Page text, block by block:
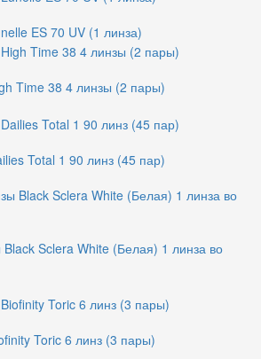
ES 70 UV (1 линза)
Time 38 4 линзы (2 пары)
Total 1 90 линз (45 пар)
Sclera White (Белая) 1 линза во
Toric 6 линз (3 пары)